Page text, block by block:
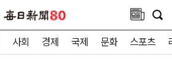
사회 경제 국제 문화 스포츠